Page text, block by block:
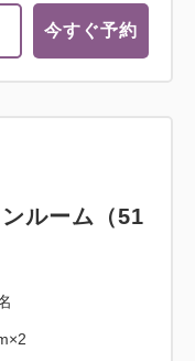
今すぐ予約
ルーム（51